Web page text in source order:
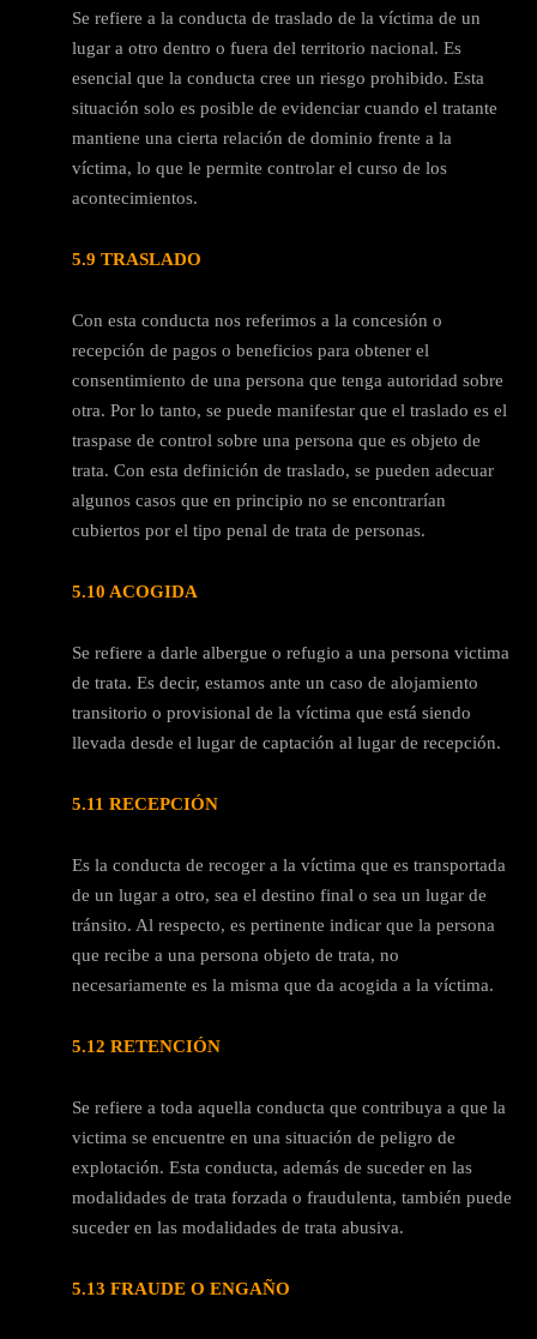
Se refiere a la conducta de traslado de la víctima de un
lugar a otro dentro o fuera del territorio nacional. Es
esencial que la conducta cree un riesgo prohibido. Esta
situación solo es posible de evidenciar cuando el tratante
mantiene una cierta relación de dominio frente a la
víctima, lo que le permite controlar el curso de los
acontecimientos.
5.9 TRASLADO
Con esta conducta nos referimos a la concesión o
recepción de pagos o beneficios para obtener el
consentimiento de una persona que tenga autoridad sobre
otra. Por lo tanto, se puede manifestar que el traslado es el
traspase de control sobre una persona que es objeto de
trata. Con esta definición de traslado, se pueden adecuar
algunos casos que en principio no se encontrarían
cubiertos por el tipo penal de trata de personas.
5.10 ACOGIDA
Se refiere a darle albergue o refugio a una persona victima
de trata. Es decir, estamos ante un caso de alojamiento
transitorio o provisional de la víctima que está siendo
llevada desde el lugar de captación al lugar de recepción.
5.11 RECEPCIÓN
Es la conducta de recoger a la víctima que es transportada
de un lugar a otro, sea el destino final o sea un lugar de
tránsito. Al respecto, es pertinente indicar que la persona
que recibe a una persona objeto de trata, no
necesariamente es la misma que da acogida a la víctima.
5.12 RETENCIÓN
Se refiere a toda aquella conducta que contribuya a que la
victima se encuentre en una situación de peligro de
explotación. Esta conducta, además de suceder en las
modalidades de trata forzada o fraudulenta, también puede
suceder en las modalidades de trata abusiva.
5.13 FRAUDE O ENGAÑO